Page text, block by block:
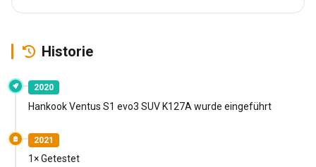
Historie
2020
Hankook Ventus S1 evo3 SUV K127A wurde eingeführt
2021
1× Getestet